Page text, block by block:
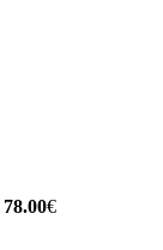
78.00€